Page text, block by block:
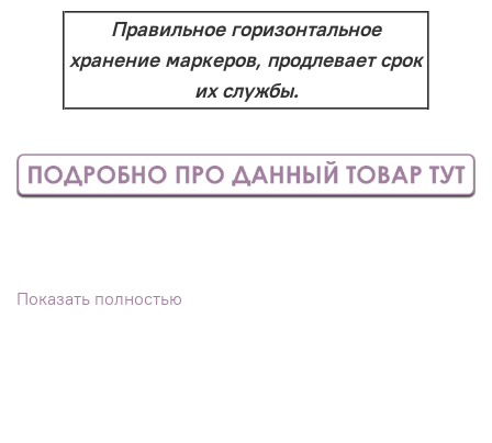
Правильное горизонтальное
хранение маркеров, продлевает срок
их службы.
Посмотреть образец данного материала цвета
Показать полностью